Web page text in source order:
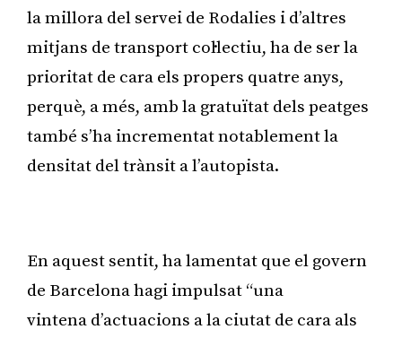
la millora del servei de Rodalies i d’altres
mitjans de transport col·lectiu, ha de ser la
prioritat de cara els propers quatre anys,
perquè, a més, amb la gratuïtat dels peatges
també s’ha incrementat notablement la
densitat del trànsit a l’autopista.
En aquest sentit, ha lamentat que el govern
de Barcelona hagi impulsat “una
vintena d’actuacions a la ciutat de cara als